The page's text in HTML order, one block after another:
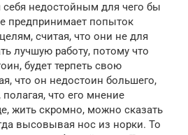
недостойным для чего бы
предпринимает попыток
считая, что они не для
лучшую работу, потому что
будет терпеть свою
что он недостоин большего,
полагая, что его мнение
жить скромно, можно сказать
высовывая нос из норки. То